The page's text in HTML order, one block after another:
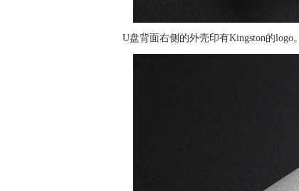
U盘背面右侧的外壳印有Kingston的logo。